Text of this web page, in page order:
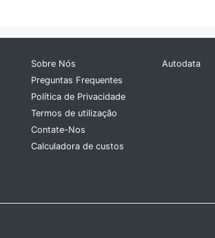
Sobre Nós
Preguntas Frequentes
Política de Privacidade
Termos de utilização
Contate-Nos
Calculadora de custos
Autodata